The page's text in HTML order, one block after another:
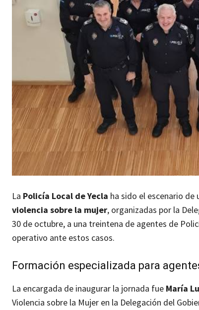
La Policía Local de Yecla ha sido el escenario
violencia sobre la mujer, organizadas por la
30 de octubre, a una treintena de agentes de
operativo ante estos casos.
Formación especializada para
La encargada de inaugurar la jornada fue María
Violencia sobre la Mujer en la Delegación del